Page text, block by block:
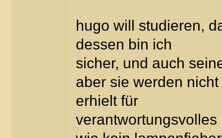
hugo will studieren,
dessen bin ich
sicher, und auch
aber sie werden
erhielt für
verantwortungsvolles